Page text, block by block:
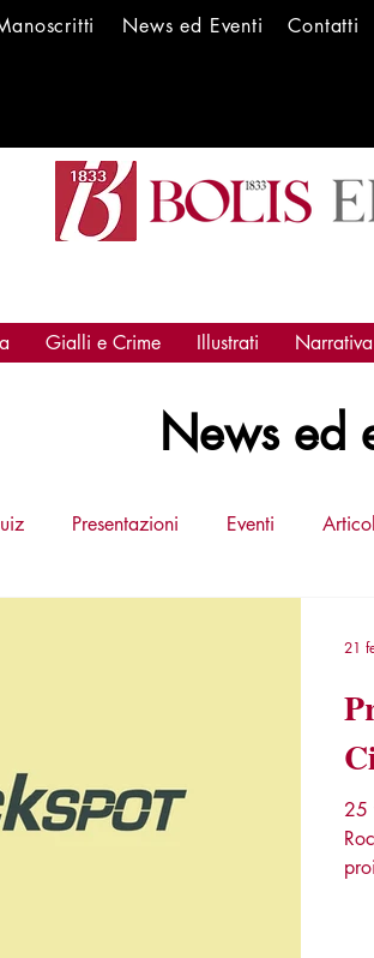
scritti News ed Eventi Contatti
Gialli e Crime Illustrati Narrativa
News ed
Presentazioni Eventi
25
Rockspot !
21